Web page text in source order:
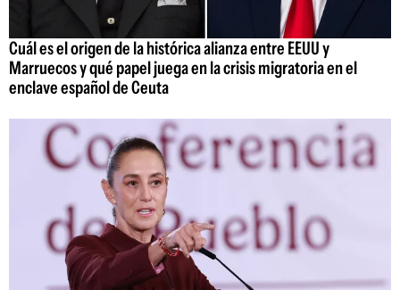
Cuál es el origen de la histórica alianza entre EEUU y
Marruecos y qué papel juega en la crisis migratoria en el
enclave español de Ceuta